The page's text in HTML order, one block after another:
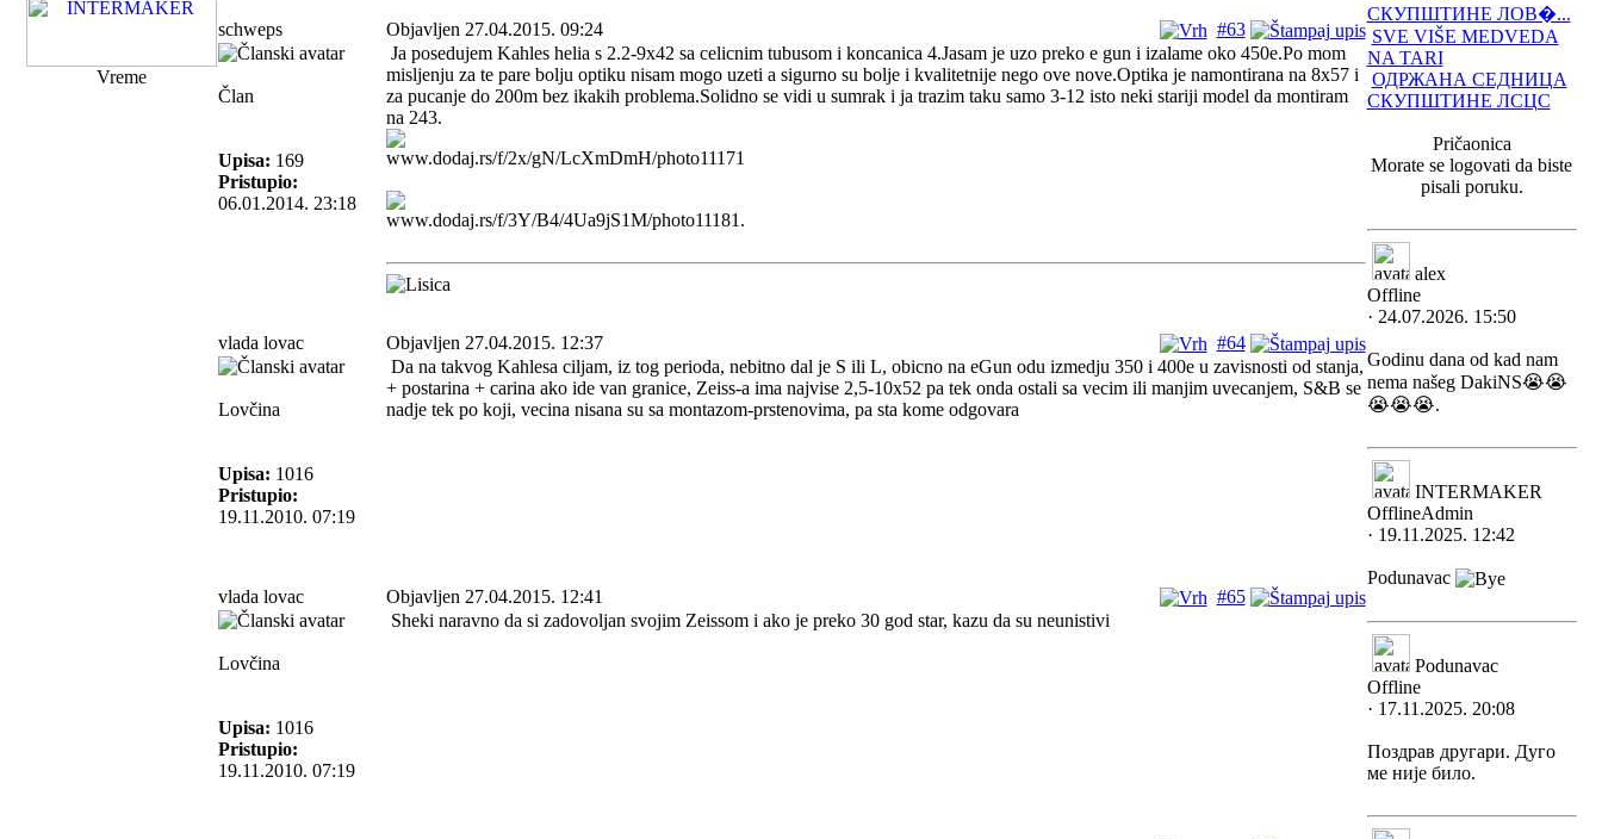
Vreme
schweps #63
Objavljen 27.04.2015. 09:24
Član
Upisa: 169
Pristupio:
06.01.2014. 23:18
Ja posedujem Kahles helia s 2.2-9x42 sa celicnim tubusom i koncanica 4.Jasam je uzo preko e gun i izalame oko 450e.Po mom
misljenju za te pare bolju optiku nisam mogo uzeti a sigurno su bolje i kvalitetnije nego ove nove.Optika je namontirana na 8x57 i
za pucanje do 200m bez ikakih problema.Solidno se vidi u sumrak i ja trazim taku samo 3-12 isto neki stariji model da montiram
na 243.
vlada lovac #64
Objavljen 27.04.2015. 12:37
Lovčina
Upisa: 1016
Pristupio:
19.11.2010. 07:19
Da na takvog Kahlesa ciljam, iz tog perioda, nebitno dal je S ili L, obicno na eGun odu izmedju 350 i 400e u zavisnosti od stanja,
+ postarina + carina ako ide van granice, Zeiss-a ima najvise 2,5-10x52 pa tek onda ostali sa vecim ili manjim uvecanjem, S&B se
nadje tek po koji, vecina nisana su sa montazom-prstenovima, pa sta kome odgovara
vlada lovac #65
Objavljen 27.04.2015. 12:41
Lovčina
Upisa: 1016
Pristupio:
19.11.2010. 07:19
Sheki naravno da si zadovoljan svojim Zeissom i ako je preko 30 god star, kazu da su neunistivi
СКУПШТИНЕ ЛОВ�...
SVE VIŠE MEDVEDA
NA TARI
ОДРЖАНА СЕДНИЦА
СКУПШТИНЕ ЛСЦС
Pričaonica
Morate se logovati da biste
pisali poruku.
alex
Offline
· 24.07.2026. 15:50
Godinu dana od kad nam
nema našeg DakiNS😭😭
😭😭😭.
INTERMAKER
OfflineAdmin
· 19.11.2025. 12:42
Podunavac
Podunavac
Offline
· 17.11.2025. 20:08
Поздрав другари. Дуго
ме није било.